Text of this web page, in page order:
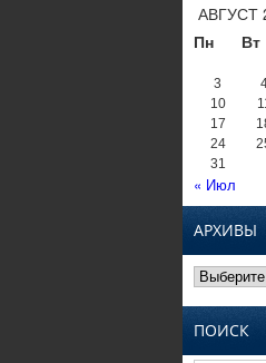
АВГУСТ
Пн
Вт
3
10
17
24
31
« Июл
АРХИВЫ
Архивы
ПОИСК